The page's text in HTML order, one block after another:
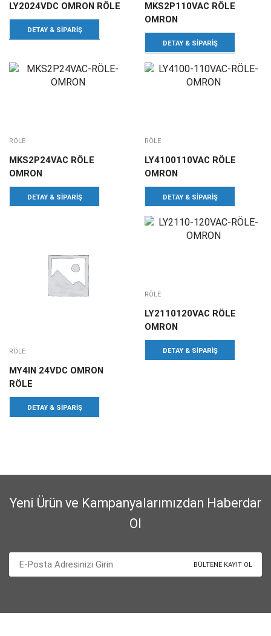
LY2024VDC OMRON RÖLE
DETAY & SIPARIŞ
MKS2P110VAC RÖLE
OMRON
DETAY & SIPARIŞ
RÖLE
MKS2P24VAC RÖLE
OMRON
DETAY & SIPARIŞ
RÖLE
LY4100110VAC RÖLE
OMRON
DETAY & SIPARIŞ
RÖLE
MY4IN 24VDC OMRON
RÖLE
DETAY & SIPARIŞ
RÖLE
LY2110120VAC RÖLE
OMRON
DETAY & SIPARIŞ
Yeni Ürün ve Kampanyalarımızdan Haberdar
Ol